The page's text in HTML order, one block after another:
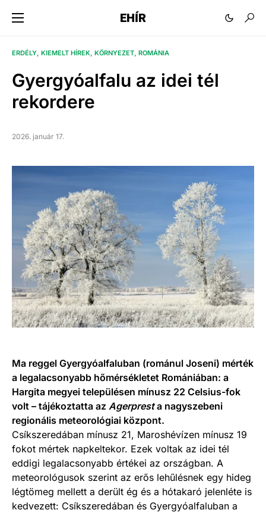
EHÍR
ERDÉLY KIEMELT HÍREK KÖRNYEZET ROMÁNIA
Gyergyóalfalu az idei tél
rekordere
2026. január 17.
Ma reggel Gyergyóalfaluban (románul Joseni) mérték
a legalacsonyabb hőmérsékletet Romániában: a
Hargita megyei településen mínusz 22 Celsius-fok
volt – tájékoztatta az Agerpresta nagyszebeni
regionális meteorológiai központ.
Csíkszeredában mínusz 21, Maroshévízen mínusz 19
fokot mértek napkeltekor. Ezek voltak az idei tél
eddigi legalacsonyabb értékei az országban. A
meteorológusok szerint az erős lehűlésnek egy hideg
légtömeg mellett a derült ég és a hótakaró jelenléte is
kedvezett: Csíkszeredában és Gyergyóalfaluban a